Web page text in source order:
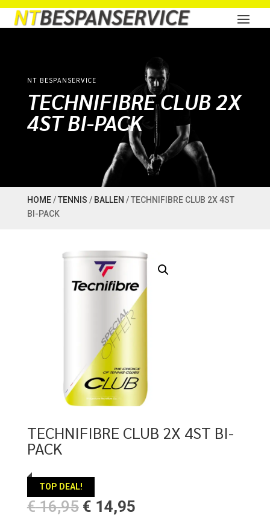
NT BESPANSERVICE
TECHNIFIBRE CLUB 2X
4ST BI-PACK
HOME/TENNIS / BALLEN / TECHNIFIBRE CLUB 2X 4ST
BI-PACK
TECHNIFIBRE CLUB 2X 4ST BI-
PACK
TOP DEAL!
€16,95 Oorspronkelijke
€ 14,95Huidige